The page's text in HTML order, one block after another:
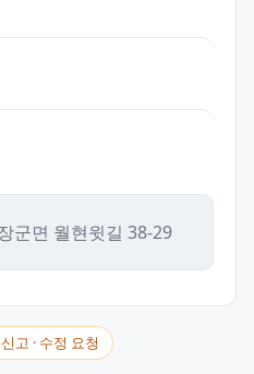
군면 월현윗길 38-29
고 · 수정 요청